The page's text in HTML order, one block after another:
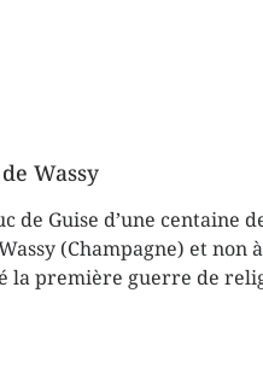
Wassy
de Guise d’une centaine
(Champagne) et non
la première guerre de